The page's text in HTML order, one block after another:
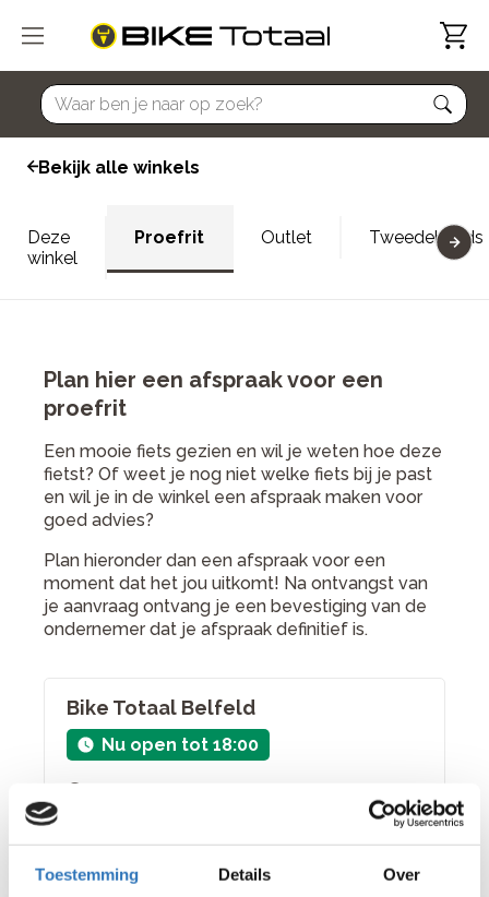
Toestemming Details Over
home
Bekijk alle winkels
Deze
winkel
Proefrit Outlet Tweedehands
Plan hier een afspraak voor een
proefrit
Een mooie fiets gezien en wil je weten hoe deze
fietst? Of weet je nog niet welke fiets bij je past
en wil je in de winkel een afspraak maken voor
goed advies?
Plan hieronder dan een afspraak voor een
moment dat het jou uitkomt! Na ontvangst van
je aanvraag ontvang je een bevestiging van de
ondernemer dat je afspraak definitief is.
Bike Totaal Belfeld
Nu open tot 18:00
Kies een andere winkel